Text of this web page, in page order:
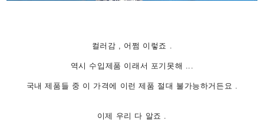
컬러감 , 어쩜 이렇죠 .
역시 수입제품 이래서 포기못해 ...
국내 제품들 중 이 가격에 이런 제품 절대 불가능하거든요 .
이제 우리 다 알죠 .